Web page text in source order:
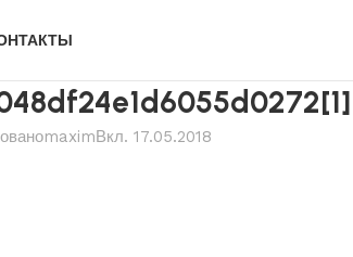
maximВкл. 17.05.2018